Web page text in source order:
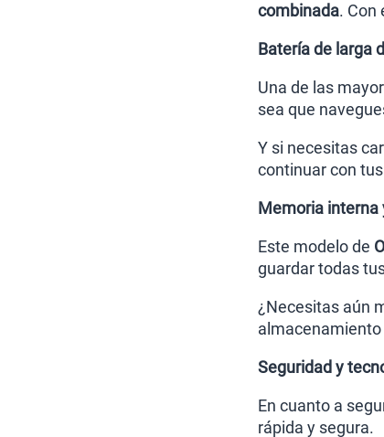
combinada. Con
Batería de larga
Una de las
sea que
Y si necesitas
continuar con
Memoria
Este modelo de
guardar todas
¿Necesitas aún
almacenamiento
Seguridad y
En cuanto a
rápida y segura.